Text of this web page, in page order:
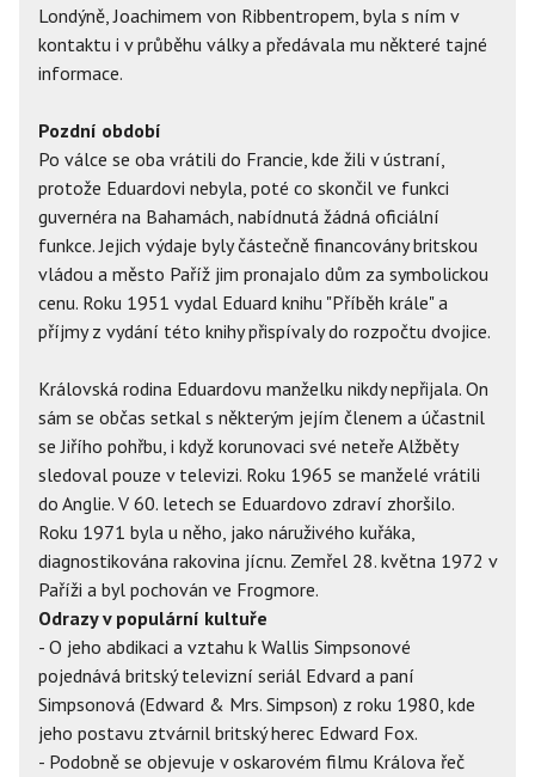
Londýně, Joachimem von Ribbentropem, byla s ním v
kontaktu i v průběhu války a předávala mu některé tajné
informace.
Pozdní období
Po válce se oba vrátili do Francie, kde žili v ústraní,
protože Eduardovi nebyla, poté co skončil ve funkci
guvernéra na Bahamách, nabídnutá žádná oficiální
funkce. Jejich výdaje byly částečně financovány britskou
vládou a město Paříž jim pronajalo dům za symbolickou
cenu. Roku 1951 vydal Eduard knihu "Příběh krále" a
příjmy z vydání této knihy přispívaly do rozpočtu dvojice.
Královská rodina Eduardovu manželku nikdy nepřijala. On
sám se občas setkal s některým jejím členem a účastnil
se Jiřího pohřbu, i když korunovaci své neteře Alžběty
sledoval pouze v televizi. Roku 1965 se manželé vrátili
do Anglie. V 60. letech se Eduardovo zdraví zhoršilo.
Roku 1971 byla u něho, jako náruživého kuřáka,
diagnostikována rakovina jícnu. Zemřel 28. května 1972 v
Paříži a byl pochován ve Frogmore.
Odrazy v populární kultuře
- O jeho abdikaci a vztahu k Wallis Simpsonové
pojednává britský televizní seriál Edvard a paní
Simpsonová (Edward & Mrs. Simpson) z roku 1980, kde
jeho postavu ztvárnil britský herec Edward Fox.
- Podobně se objevuje v oskarovém filmu Králova řeč